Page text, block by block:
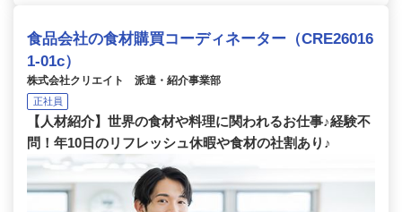
食品会社の食材購買コーディネーター（CRE26016
1-01c）
株式会社クリエイト 派遣・紹介事業部
正社員
【人材紹介】世界の食材や料理に関われるお仕事♪経験不
問！年10日のリフレッシュ休暇や食材の社割あり♪